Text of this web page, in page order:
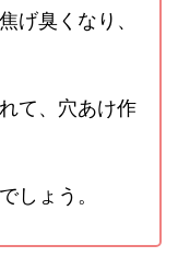
げ臭くなり、
て、穴あけ作
しょう。